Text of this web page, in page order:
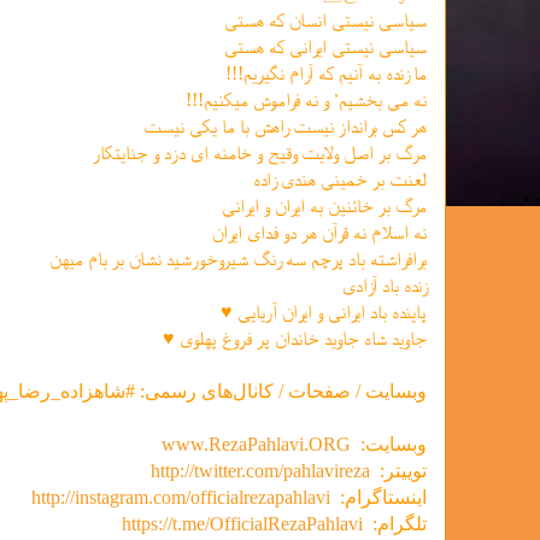
سیاسی نیستی انسان که هستی
سیاسی نیستی ایرانی که هستی
ما زنده به آنیم که آرام نگیریم!!!
نه می بخشیم٬ و نه فراموش میکنیم!!!
هر كس برانداز نيست راهش با ما يكی نيست
مرگ بر اصل ولايت وقيح و خامنه ای دزد و جنايتكار
لعنت بر خمينی هندی زاده
مرگ بر خائنين به ايران و ايرانی
نه اسلام نه قرآن هر دو فدای ایران
برافراشته باد پرچم سه رنگ شیروخورشید نشان بر بام میهن
زنده باد آزادى
پاينده باد ایرانی و ايران آريايی ♥
جاوید شاه جاوید خاندان پر فروغ پهلوی ♥
وبسایت / صفحات / کانال‌های رسمی:
وبسایت: www.RezaPahlavi.ORG
توییتر: http://twitter.com/pahlavireza
اینستاگرام: http://instagram.com/officialrezapahlavi
تلگرام: https://t.me/OfficialRezaPahlavi